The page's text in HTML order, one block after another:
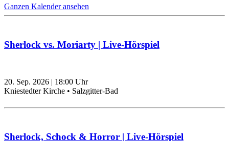
Ganzen Kalender ansehen
Sherlock vs. Moriarty | Live-Hörspiel
20. Sep. 2026 | 18:00 Uhr
Kniestedter Kirche • Salzgitter-Bad
Sherlock, Schock & Horror | Live-Hörspiel